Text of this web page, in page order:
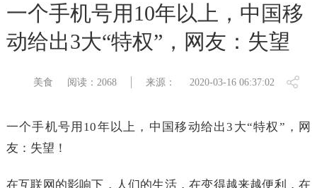
一个手机号用10年以上，中国移
动给出3大“特权”，网友：失望
美食 阅读：2068 来源： 2020-03-16 06:37:02
一个手机号用10年以上，中国移动给出3大“特权”，网
友：失望！
在互联网的影响下，人们的生活，在变得越来越便利，在